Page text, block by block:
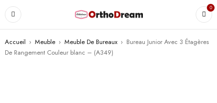
0
Accueil › Meuble › Meuble De Bureaux › Bureau Junior Avec 3 Étagères
De Rangement Couleur blanc – (A349)